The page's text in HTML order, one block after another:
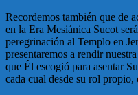
Recordemos también que de
en la Era Mesiánica Sucot
peregrinación al Templo en
presentaremos a rendir
que Él escogió para asentar
cada cual desde su rol